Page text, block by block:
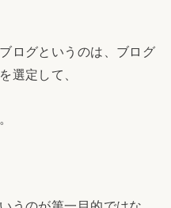
ログというのは、ブログ
選定して、